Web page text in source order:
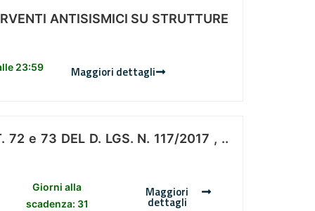
ANTISISMICI SU STRUTTURE
23:59 Maggiori dettagli
72 e 73 DEL D. LGS. N. 117/2017 , ..
Giorni alla
scadenza: 31
Maggiori
dettagli